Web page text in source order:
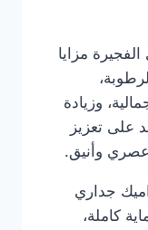
مزايا
وزيادة
على تعزيز
وأنيق.
جداري
كاملة،